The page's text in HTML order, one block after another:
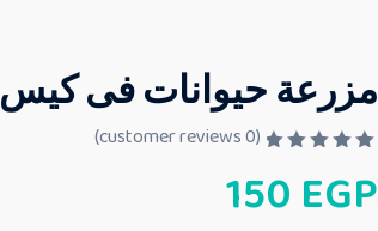
مزرعة حيوانات فى كيس 6 قطع
م
ا
(
0
150 EGP